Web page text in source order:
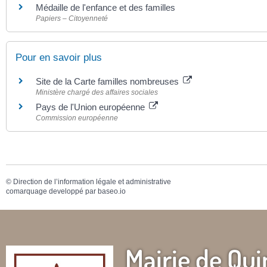
Médaille de l'enfance et des familles
Papiers – Citoyenneté
Pour en savoir plus
Site de la Carte familles nombreuses
Ministère chargé des affaires sociales
Pays de l'Union européenne
Commission européenne
© Direction de l’information légale et administrative
comarquage developpé par baseo.io
Mairie de